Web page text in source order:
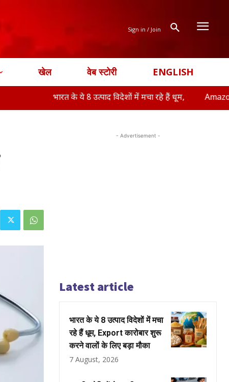
Sign in / Join
खेल वेब स्टोरी ENGLISH
भारत के ये 8 उत्पाद विदेशों में मचा रहे हैं धूम, Amazon-
- Advertisement -
Latest article
भारत के ये 8 उत्पाद विदेशों में मचा
रहे हैं धूम, Export कारोबार शुरू
करने वालों के लिए बड़ा मौका
7 August, 2026